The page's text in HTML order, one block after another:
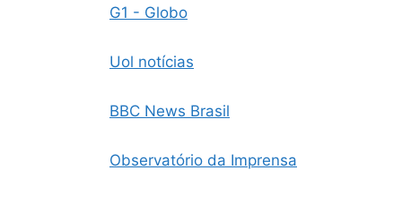
G1 - Globo
Uol notícias
BBC News Brasil
Observatório da Imprensa